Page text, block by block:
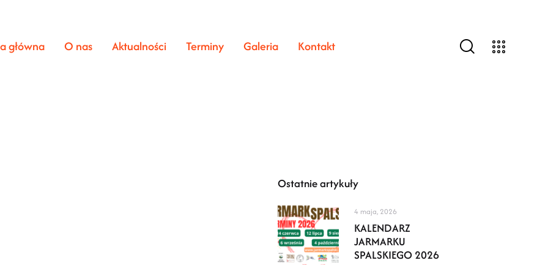
główna O nas Aktualności Terminy Galeria Kontakt
Ostatnie artykuły
4 maja, 2026
KALENDARZ
JARMARKU
SPALSKIEGO 2026